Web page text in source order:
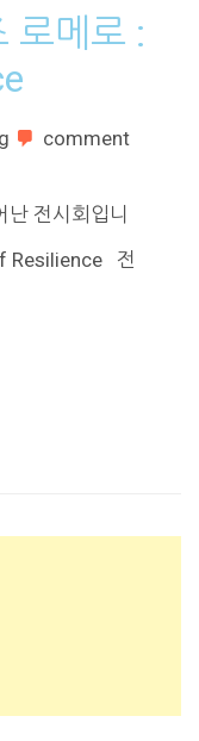
로메로 :
comment
전시회입니
Resilience 전